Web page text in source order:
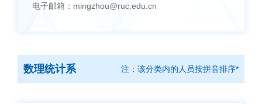
电子邮箱： mingzhou@ruc.edu.cn
数理统计系 注：该分类内的人员按拼音排序*